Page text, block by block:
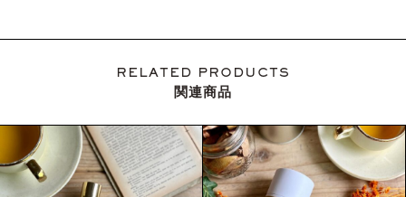
RELATED PRODUCTS
関連商品